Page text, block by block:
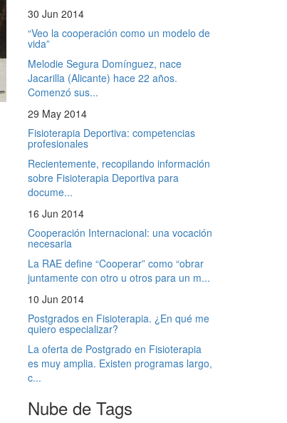
30 Jun 2014
“Veo la cooperación como un modelo de
vida”
Melodie Segura Domínguez, nace
Jacarilla (Alicante) hace 22 años.
Comenzó sus...
29 May 2014
Fisioterapia Deportiva: competencias
profesionales
Recientemente, recopilando información
sobre Fisioterapia Deportiva para
docume...
16 Jun 2014
Cooperación Internacional: una vocación
necesaria
La RAE define “Cooperar” como “obrar
juntamente con otro u otros para un m...
10 Jun 2014
Postgrados en Fisioterapia. ¿En qué me
quiero especializar?
La oferta de Postgrado en Fisioterapia
es muy amplia. Existen programas largo,
c...
Nube de Tags